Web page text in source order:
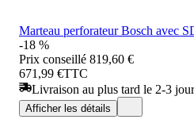
Marteau perforateur Bosch avec
-18 %
Prix conseillé 819,60 €
671,99 €TTC
Livraison au plus tard le 2-3
Afficher les détails